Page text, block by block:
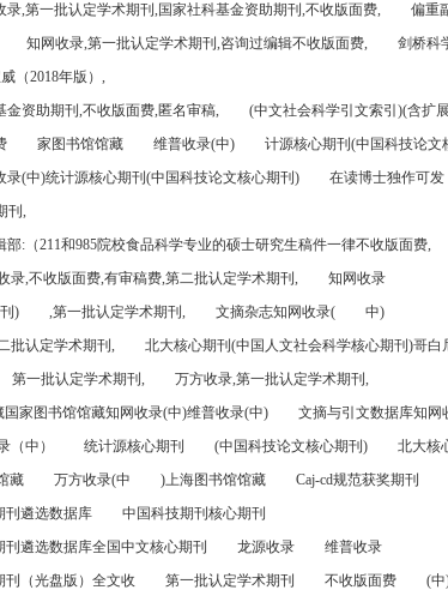
录,第一批认定学术期刊,国家社科基金资助期刊,不收版面费,
偏重
知网收录,第一批认定学术期刊,咨询过编辑不收版面费,
剑桥科
（2018年版）,
资助期刊,不收版面费,匿名审稿,
(中文社会科学引文索引)(含扩
家图书馆馆藏 维普收录(中)
计源核心期刊(中国科技论文
录(中)统计源核心期刊(中国科技论文核心期刊) 在读博士独作可发
刊,
:（211和985院校食品科学专业的硕士研究生稿件一律不收版面费,
录,不收版面费,有审稿费,第二批认定学术期刊,
知网收录
)
,第一批认定学术期刊, 文摘杂志知网收录(
中)
批认定学术期刊,
北大核心期刊(中国人文社会科学核心期刊)哥白
第一批认定学术期刊,
万方收录,第一批认定学术期刊,
家图书馆馆藏知网收录(中)维普收录(中)
文摘与引文数据库知网
（中） 统计源核心期刊 (中国科技论文核心期刊)
北大核
藏
万方收录(中 )上海图书馆馆藏 Caj-cd规范获奖期刊
刊遴选数据库
中国科技期刊核心期刊
遴选数据库全国中文核心期刊
龙源收录
维普收录
刊（光盘版）全文收
第一批认定学术期刊 不收版面费
(中